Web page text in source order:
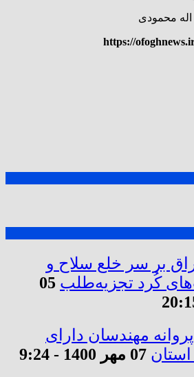
محمودی
https://
بر سر خلع سلاح و
کُرد تجزیه‌طلب 05
پروانه مهندسان دارای
07 مهر 1400 - 9:24